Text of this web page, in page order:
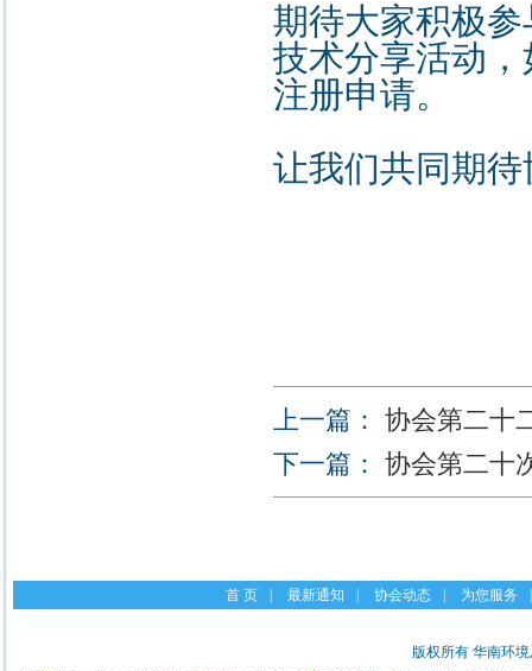
期待大家积极
技术分享活动
注册申请。
让我们共同期
上一篇： 协会第二十
下一篇： 协会第二十
首 页 最新通知 协会动态 为您服务
版权所有 华南环